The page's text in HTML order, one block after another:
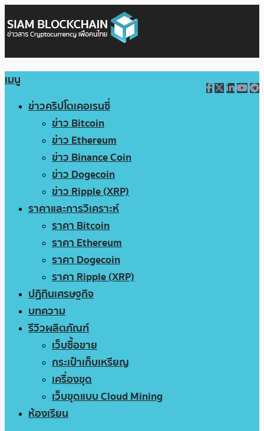
เมนู
ข่าวคริปโตเคอเรนซี่
ข่าว Bitcoin
ข่าว Ethereum
ข่าว Binance Coin
ข่าว Dogecoin
ข่าว Ripple (XRP)
ราคาและการวิเคราะห์
ราคา Bitcoin
ราคา Ethereum
ราคา Dogecoin
ราคา Ripple (XRP)
ปฏิทินเศรษฐกิจ
บทความ
รีวิวผลิตภัณฑ์
เว็บซื้อขาย
กระเป๋าเก็บเหรียญ
เครื่องขุด
เว็บขุดแบบ Cloud Mining
ห้องเรียน